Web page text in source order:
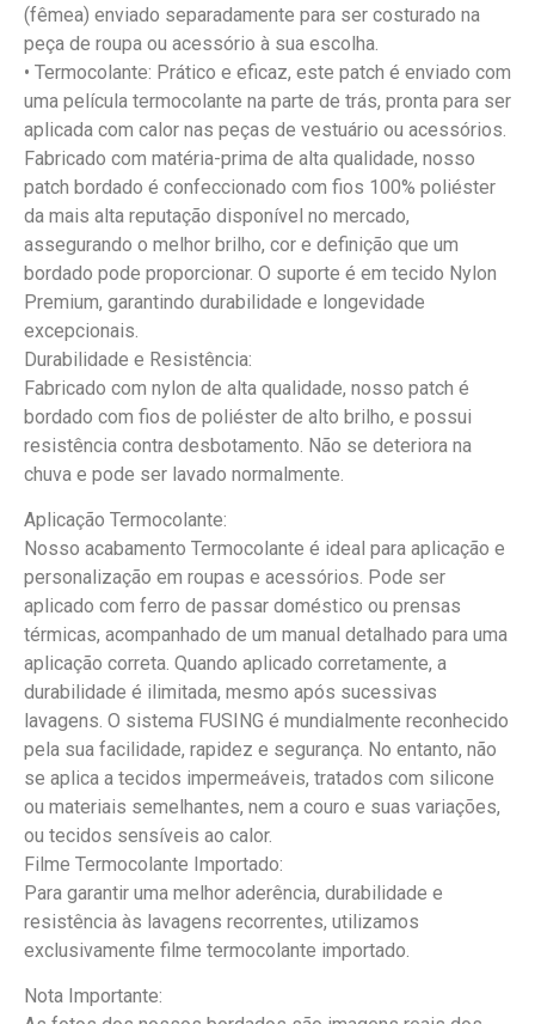
(fêmea) enviado separadamente para ser costurado na
peça de roupa ou acessório à sua escolha.
• Termocolante: Prático e eficaz, este patch é enviado com
uma película termocolante na parte de trás, pronta para ser
aplicada com calor nas peças de vestuário ou acessórios.
Fabricado com matéria-prima de alta qualidade, nosso
patch bordado é confeccionado com fios 100% poliéster
da mais alta reputação disponível no mercado,
assegurando o melhor brilho, cor e definição que um
bordado pode proporcionar. O suporte é em tecido Nylon
Premium, garantindo durabilidade e longevidade
excepcionais.
Durabilidade e Resistência:
Fabricado com nylon de alta qualidade, nosso patch é
bordado com fios de poliéster de alto brilho, e possui
resistência contra desbotamento. Não se deteriora na
chuva e pode ser lavado normalmente.
Aplicação Termocolante:
Nosso acabamento Termocolante é ideal para aplicação e
personalização em roupas e acessórios. Pode ser
aplicado com ferro de passar doméstico ou prensas
térmicas, acompanhado de um manual detalhado para uma
aplicação correta. Quando aplicado corretamente, a
durabilidade é ilimitada, mesmo após sucessivas
lavagens. O sistema FUSING é mundialmente reconhecido
pela sua facilidade, rapidez e segurança. No entanto, não
se aplica a tecidos impermeáveis, tratados com silicone
ou materiais semelhantes, nem a couro e suas variações,
ou tecidos sensíveis ao calor.
Filme Termocolante Importado:
Para garantir uma melhor aderência, durabilidade e
resistência às lavagens recorrentes, utilizamos
exclusivamente filme termocolante importado.
Nota Importante: